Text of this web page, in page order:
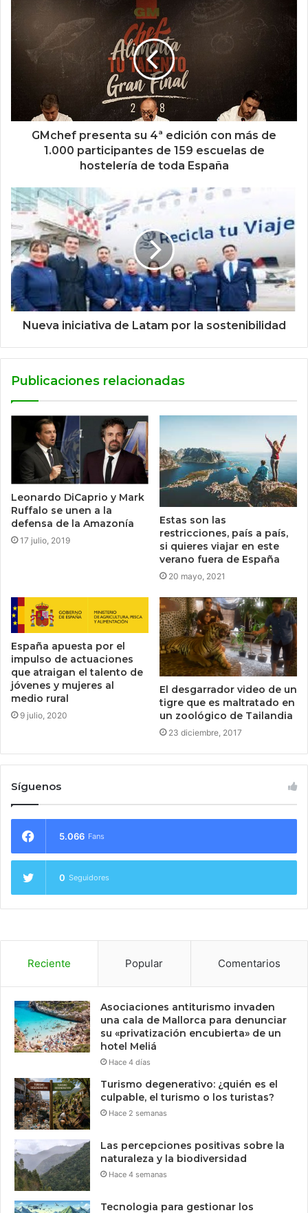
GMchef presenta su 4ª edición con más de
1.000 participantes de 159 escuelas de
hostelería de toda España
Nueva iniciativa de Latam por la sostenibilidad
Publicaciones relacionadas
Leonardo DiCaprio y Mark
Ruffalo se unen a la
defensa de la Amazonía
17 julio, 2019
Estas son las
restricciones, país a país,
si quieres viajar en este
verano fuera de España
20 mayo, 2021
España apuesta por el
impulso de actuaciones
que atraigan el talento de
jóvenes y mujeres al
medio rural
9 julio, 2020
El desgarrador video de un
tigre que es maltratado en
un zoológico de Tailandia
23 diciembre, 2017
Síguenos
5.066 Fans
0 Seguidores
Reciente Popular Comentarios
Asociaciones antiturismo invaden
una cala de Mallorca para denunciar
su «privatización encubierta» de un
hotel Meliá
Hace 4 días
Turismo degenerativo: ¿quién es el
culpable, el turismo o los turistas?
Hace 2 semanas
Las percepciones positivas sobre la
naturaleza y la biodiversidad
Hace 4 semanas
Tecnologia para gestionar los